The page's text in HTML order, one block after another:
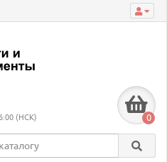
(НСК) 0